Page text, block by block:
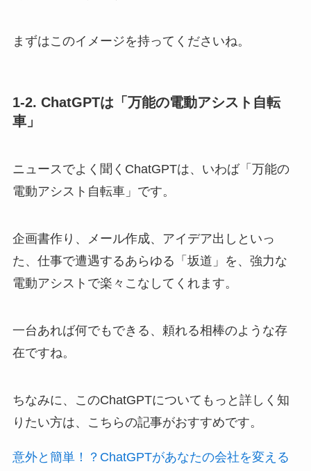
まずはこのイメージを持ってくださいね。
1-2. ChatGPTは「万能の電動アシスト自転
車」
ニュースでよく聞くChatGPTは、いわば「万能の
電動アシスト自転車」です。
企画書作り、メール作成、アイデア出しといっ
た、仕事で遭遇するあらゆる「坂道」を、強力な
電動アシストで楽々こなしてくれます。
一台あれば何でもできる、頼れる相棒のような存
在ですね。
ちなみに、このChatGPTについてもっと詳しく知
りたい方は、こちらの記事がおすすめです。
意外と簡単！？ChatGPTがあなたの会社を変える